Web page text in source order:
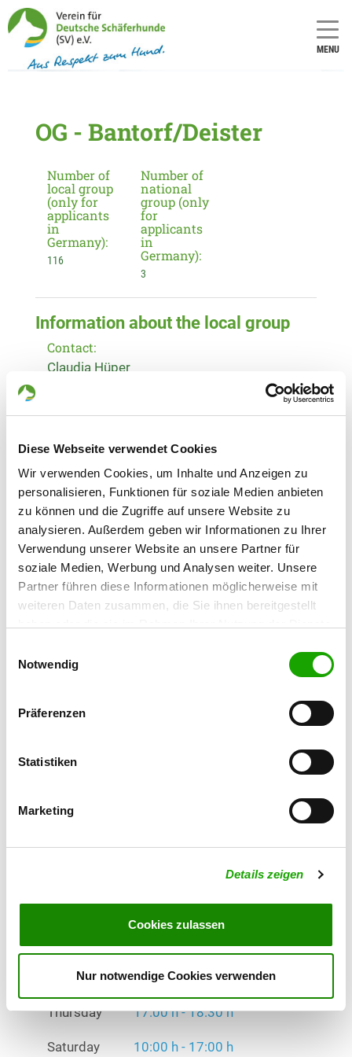
Diese Webseite verwendet Cookies
Wir verwenden Cookies, um Inhalte und Anzeigen zu
personalisieren, Funktionen für soziale Medien anbieten
zu können und die Zugriffe auf unsere Website zu
analysieren. Außerdem geben wir Informationen zu Ihrer
Verwendung unserer Website an unsere Partner für
soziale Medien, Werbung und Analysen weiter. Unsere
Partner führen diese Informationen möglicherweise mit
weiteren Daten zusammen, die Sie ihnen bereitgestellt
Cookies, wenn Sie unsere Webseite weiterhin nutzen.
Notwendig
Präferenzen
Statistiken
Marketing
Details zeigen
Cookies zulassen
Nur notwendige Cookies verwenden
MENU
OG - Bantorf/Deister
Number of
local group
(only for
applicants
in
Germany):
116
Number of
national
group (only
for
applicants
in
Germany):
3
Information about the local group
Contact:
Claudia Hüper
An der B65 Ortsausgang
30890 Wichtringhausen
Phone:
0511 2623807
E-Mail:
claudia@sv-og-bantorf.de
Homepage:
Faehrte, Unterordnung, Rettungshunde,
Thursday
Exercise times in winter:
Tuesday 17:30 h - 19:00 h
Wednesday 18:00 h - 19:30 h
Thursday 17:00 h - 18:30 h
Saturday 10:00 h - 17:00 h